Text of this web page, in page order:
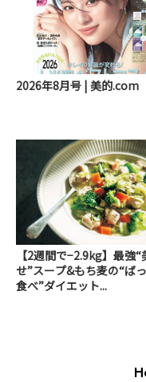
2026年8月号 | 美的.com
【2週間で−2.9kg】最強“
せ”スープ&もち麦の“ば
食べ”ダイエット...